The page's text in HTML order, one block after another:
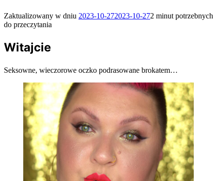
Zaktualizowany w dniu 2023-10-272023-10-272 minut potrzebnych
do przeczytania
Witajcie
Seksowne, wieczorowe oczko podrasowane brokatem…